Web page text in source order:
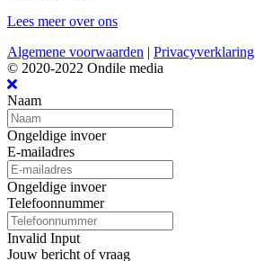
Lees meer over ons
Algemene voorwaarden
Privacyverklaring
© 2020-2022 Ondile media
Naam
Ongeldige invoer
E-mailadres
Ongeldige invoer
Telefoonnummer
Invalid Input
Jouw bericht of vraag